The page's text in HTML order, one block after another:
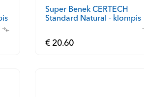
Super Benek CERTECH
Standard Natural - klompis
€ 20.60